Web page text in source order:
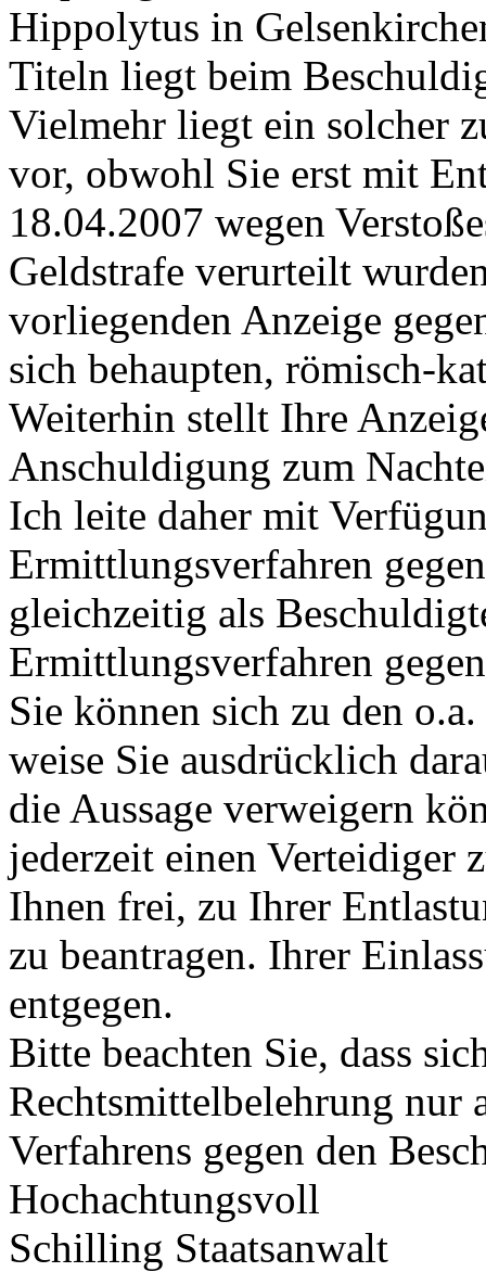
Hippolytus in
Titeln liegt beim
Vielmehr liegt ein solcher
vor, obwohl Sie erst mit
18.04.2007 wegen
Geldstrafe verurteilt
vorliegenden Anzeige
sich behaupten, römisch-
Weiterhin stellt Ihre
Anschuldigung zum
Ich leite daher mit
Ermittlungsverfahren
gleichzeitig als
Ermittlungsverfahren
Sie können sich zu den
weise Sie ausdrücklich
die Aussage verweigern
jederzeit einen Verteidiger
Ihnen frei, zu Ihrer
zu beantragen. Ihrer
entgegen.
Bitte beachten Sie, dass
Rechtsmittelbelehrung nur
Verfahrens gegen den
Hochachtungsvoll
Schilling Staatsanwalt